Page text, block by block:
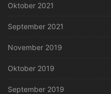
Oktober 2021
September 2021
November 2019
Oktober 2019
September 2019